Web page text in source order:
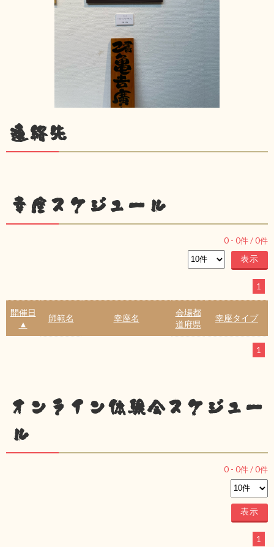
連絡先
幸座スケジュール
0 - 0件 /0件
1
開催日
▲
師範名 幸座名
会場都
道府県
幸座タイプ
1
オンライン体験会スケジュー
ル
0 - 0件 /0件
1